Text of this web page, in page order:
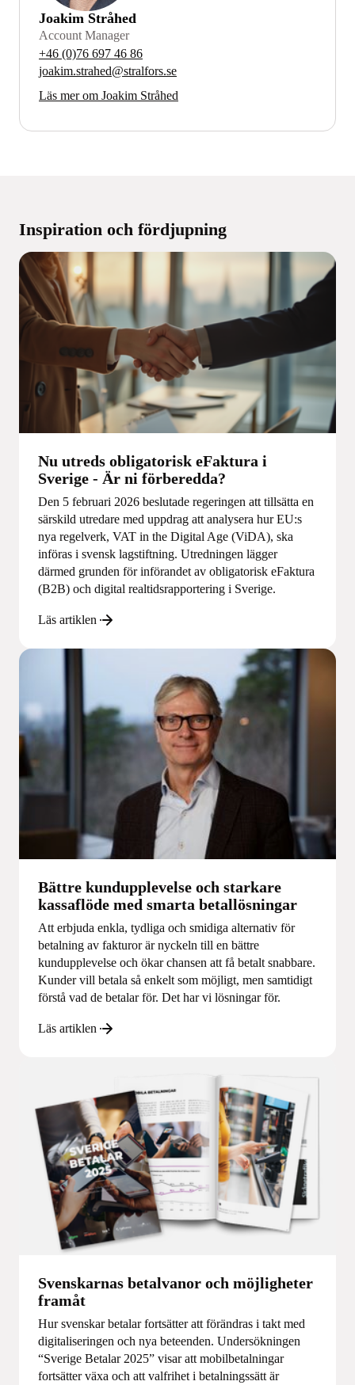
Joakim Stråhed
Account Manager
+46 (0)76 697 46 86
joakim.strahed@stralfors.se
Läs mer om Joakim Stråhed
Inspiration och fördjupning
Nu utreds obligatorisk eFaktura i
Sverige - Är ni förberedda?
Den 5 februari 2026 beslutade regeringen att tillsätta en
särskild utredare med uppdrag att analysera hur EU:s
nya regelverk, VAT in the Digital Age (ViDA), ska
införas i svensk lagstiftning. Utredningen lägger
därmed grunden för införandet av obligatorisk eFaktura
(B2B) och digital realtidsrapportering i Sverige.
Läs artiklen
Bättre kundupplevelse och starkare
kassaflöde med smarta betallösningar
Att erbjuda enkla, tydliga och smidiga alternativ för
betalning av fakturor är nyckeln till en bättre
kundupplevelse och ökar chansen att få betalt snabbare.
Kunder vill betala så enkelt som möjligt, men samtidigt
förstå vad de betalar för. Det har vi lösningar för.
Läs artiklen
Svenskarnas betalvanor och möjligheter
framåt
Hur svenskar betalar fortsätter att förändras i takt med
digitaliseringen och nya beteenden. Undersökningen
“Sverige Betalar 2025” visar att mobilbetalningar
fortsätter växa och att valfrihet i betalningssätt är